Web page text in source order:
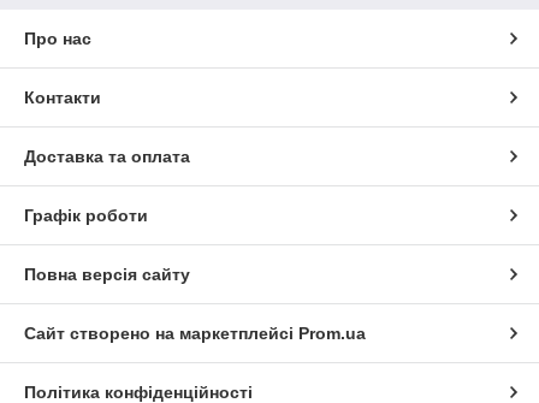
Про нас
Контакти
Доставка та оплата
Графік роботи
Повна версія сайту
Сайт створено на маркетплейсі Prom.ua
Політика конфіденційності